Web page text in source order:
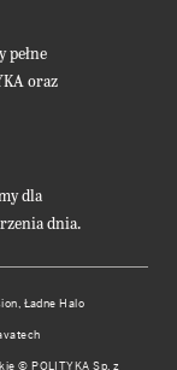
oraz
dla
dnia.
, Ładne Halo
© POLITYKA Sp. z